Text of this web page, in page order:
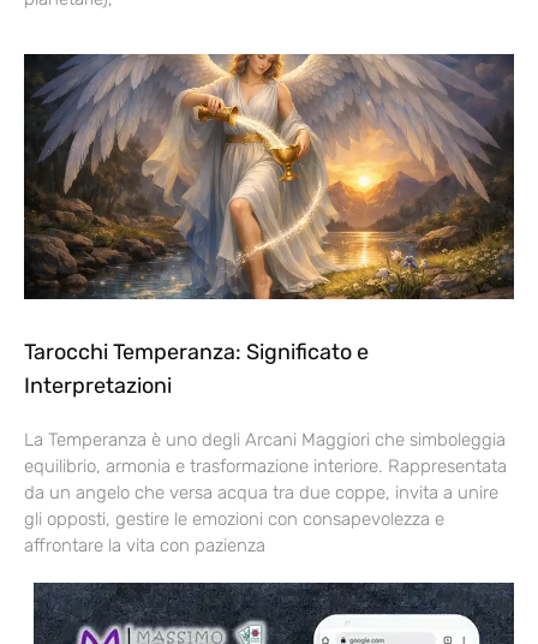
Tarocchi Temperanza: Significato e
Interpretazioni
La Temperanza è uno degli Arcani Maggiori che simboleggia
equilibrio, armonia e trasformazione interiore. Rappresentata
da un angelo che versa acqua tra due coppe, invita a unire
gli opposti, gestire le emozioni con consapevolezza e
affrontare la vita con pazienza